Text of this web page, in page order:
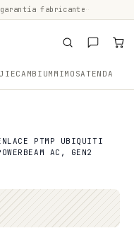
garantía fabricante
CAMBIUM MIMOSATENDA
PTMP UBIQUITI
AC, GEN2